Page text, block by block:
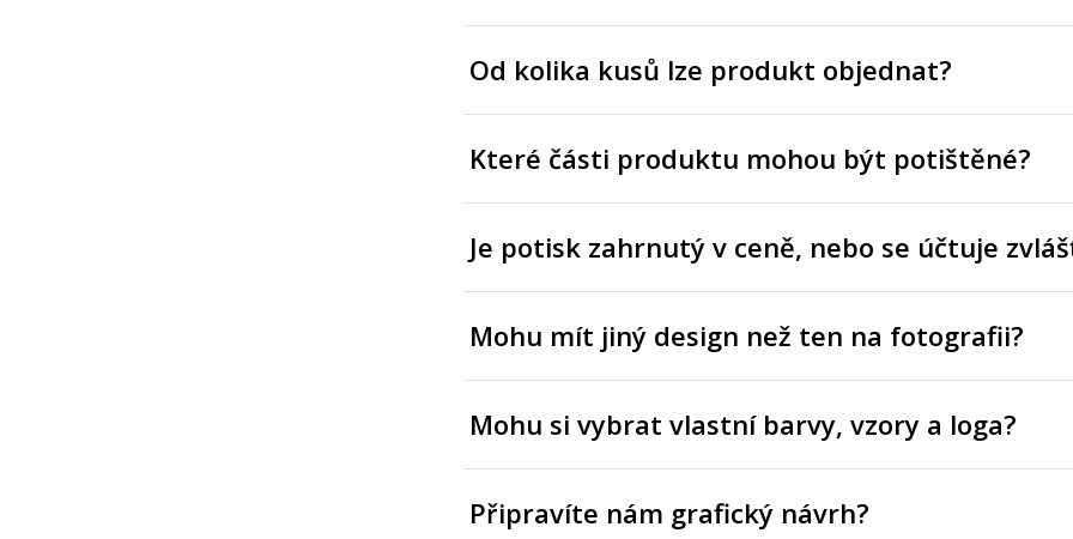
Od kolika kusů lze produkt objednat?
Které části produktu mohou být potištěné?
Je potisk zahrnutý v ceně, nebo se účtuje
Mohu mít jiný design než ten na fotografii?
Mohu si vybrat vlastní barvy, vzory a loga?
Připravíte nám grafický návrh?